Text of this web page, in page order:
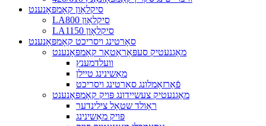
סיקלאָון קאָמפּאָנענט
LA800 סיקלאָון
LA1150 סיקלאָון
סאָרטינג ויסריכט קאָמפּאָנענט
מאַגנעטיק סעפּאַראַטאָר קאָמפּאָנענט
וועלדמענץ
מאַשינינג טיילן
פֿאַרזאַמלונג סאָרטינג ויסריכט
מאַגנעטיק צעשיידונג פּויק קאָמפּאָנענט
ראָולד שטאָל צילינדער
פּויק מאַשינינג